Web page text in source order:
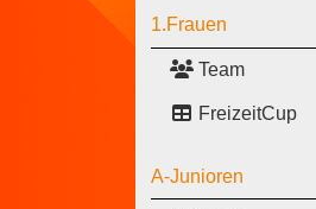
1.Frauen
Team
FreizeitCup
A-Junioren